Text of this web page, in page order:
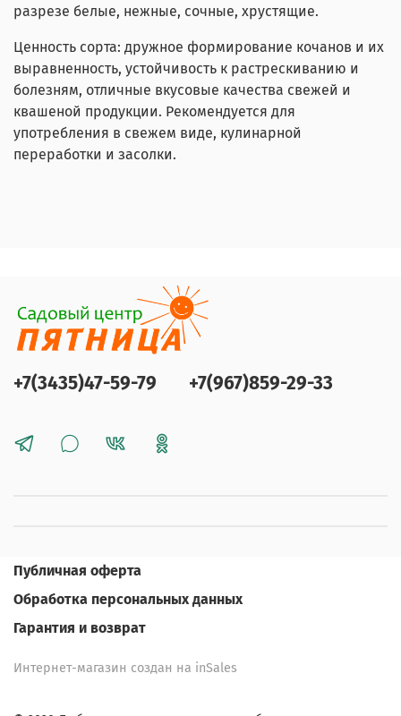
разрезе белые, нежные, сочные, хрустящие.
Ценность сорта: дружное формирование кочанов и их
выравненность, устойчивость к растрескиванию и
болезням, отличные вкусовые качества свежей и
квашеной продукции. Рекомендуется для
употребления в свежем виде, кулинарной
переработки и засолки.
+7(3435)47-59-79 +7(967)859-29-33
Публичная оферта
Обработка персональных данных
Гарантия и возврат
Интернет-магазин создан на inSales